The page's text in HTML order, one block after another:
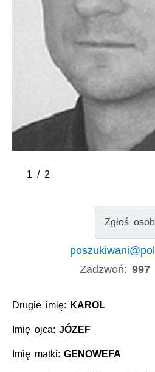
1 / 2
Zgłoś
Zadzwoń:997
Drugie imię: KAROL
Imię ojca:JÓZEF
Imię matki:GENOWEFA